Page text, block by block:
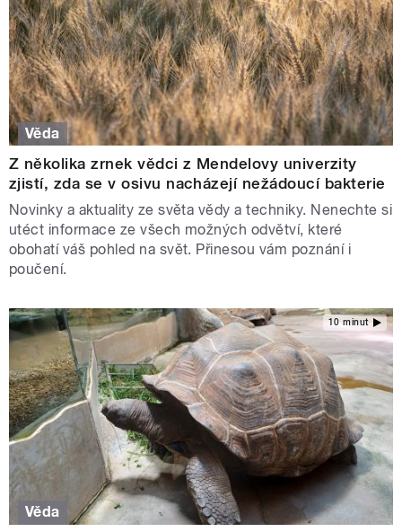
Věda
Z několika zrnek vědci z Mendelovy univerzity
zjistí, zda se v osivu nacházejí nežádoucí bakterie
Novinky a aktuality ze světa vědy a techniky. Nenechte si
utéct informace ze všech možných odvětví, které
obohatí váš pohled na svět. Přinesou vám poznání i
poučení.
10 minut
Věda